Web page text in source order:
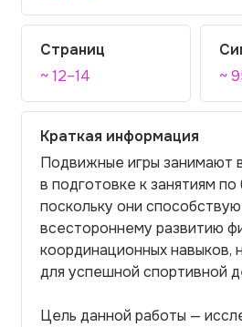
Страниц
~ 12–14
~
Краткая информация
Подвижные игры занимают
в подготовке к занятиям по
поскольку они
всестороннему развитию
координационных навыков,
для успешной спортивной
Цель данной работы —